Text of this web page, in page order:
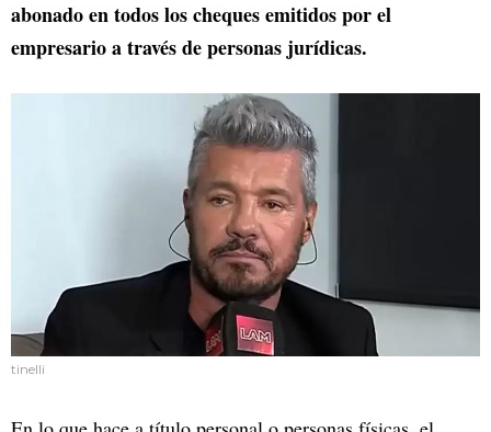
abonado en todos los cheques emitidos por el
empresario a través de personas jurídicas.
tinelli